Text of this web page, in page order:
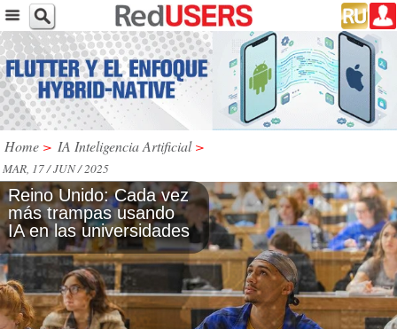
Home > IA Inteligencia Artificial >
MAR, 17 / JUN / 2025
Reino Unido: Cada vez
más trampas usando
IA en las universidades